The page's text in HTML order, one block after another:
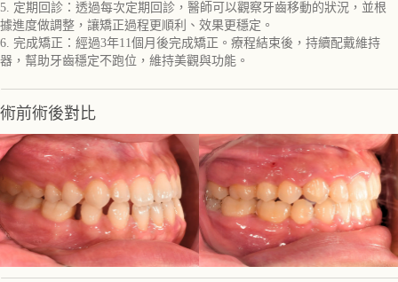
5. 定期回診：透過每次定期回診，醫師可以觀察牙齒移動的狀況，並根
據進度做調整，讓矯正過程更順利、效果更穩定。
6. 完成矯正：經過3年11個月後完成矯正。療程結束後，持續配戴維持
器，幫助牙齒穩定不跑位，維持美觀與功能。
術前術後對比